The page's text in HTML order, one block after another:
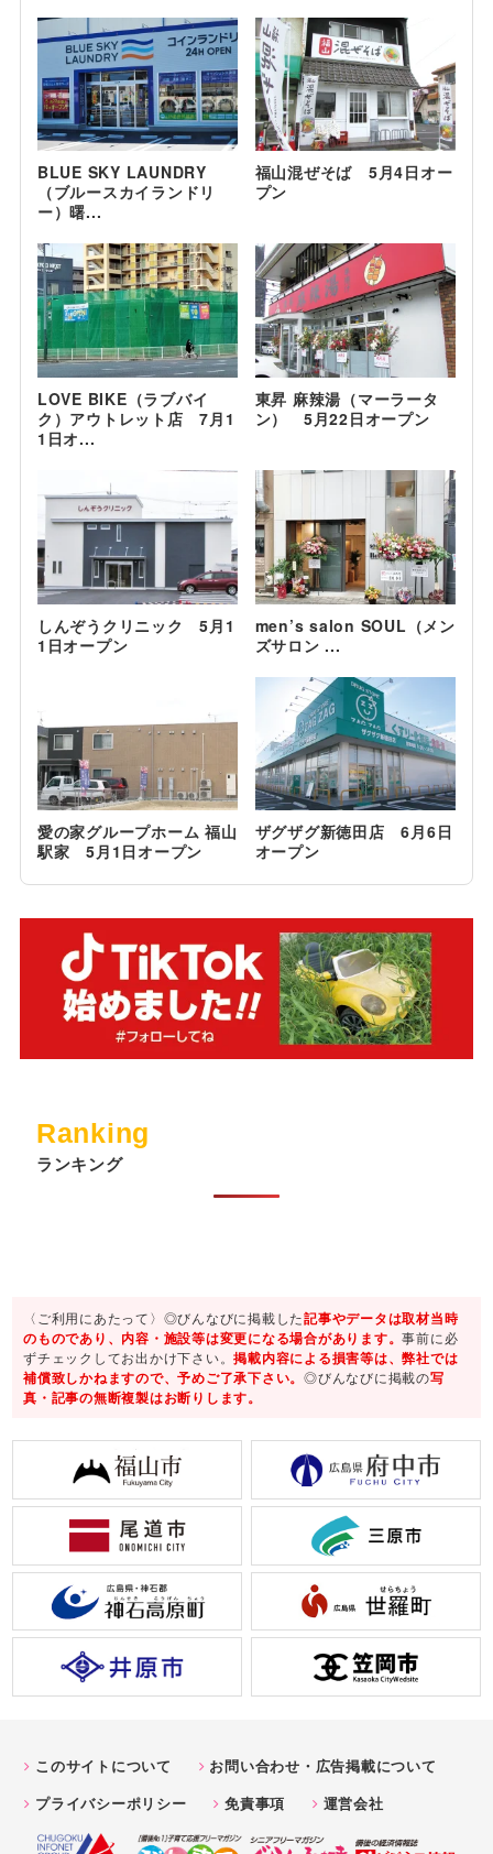
BLUE SKY LAUNDRY
（ブルースカイランドリ
ー）曙...
福山混ぜそば 5月4日オー
プン
LOVE BIKE（ラブバイ
ク）アウトレット店 7月1
1日オ...
東昇 麻辣湯（マーラータ
ン） 5月22日オープン
しんぞうクリニック 5月1
1日オープン
men’s salon SOUL（メン
ズサロン ...
愛の家グループホーム 福山
駅家 5月1日オープン
ザグザグ新徳田店 6月6日
オープン
Ranking
ランキング
〈ご利用にあたって〉◎びんなびに掲載した記事やデータは取材当時
のものであり、内容・施設等は変更になる場合があります。事前に必
ずチェックしてお出かけ下さい。掲載内容による損害等は、弊社では
補償致しかねますので、予めご了承下さい。◎びんなびに掲載の写
真・記事の無断複製はお断りします。
このサイトについて
お問い合わせ・広告掲載について
プライバシーポリシー
免責事項 運営会社